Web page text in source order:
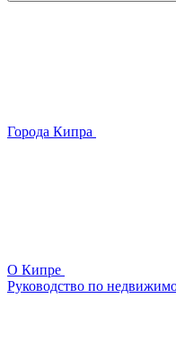
Города Кипра
О Кипре
Руководство по